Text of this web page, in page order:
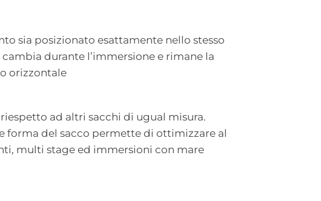
sia posizionato esattamente nello stesso
durante l’immersione e rimane la
orizzontale
ad altri sacchi di ugual misura.
forma del sacco permette di ottimizzare al
multi stage ed immersioni con mare